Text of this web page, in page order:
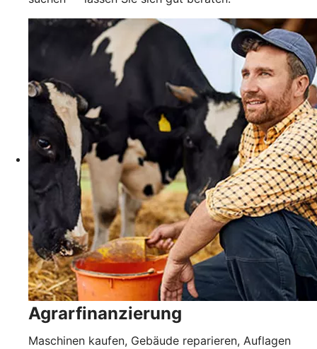
Agrarfinanzierung
Maschinen kaufen, Gebäude reparieren, Auflagen